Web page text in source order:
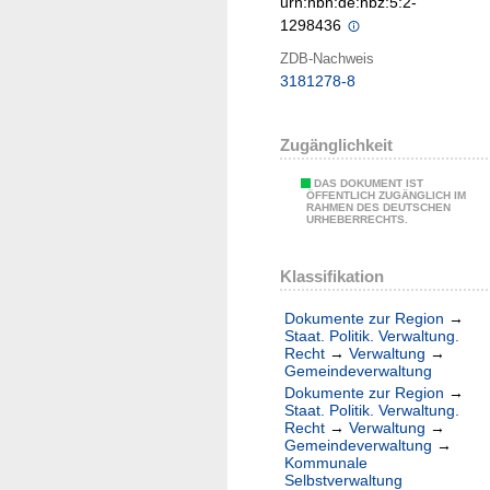
1298436
ZDB-Nachweis
3181278-8
Zugänglichkeit
DAS DOKUMENT IST
ÖFFENTLICH ZUGÄNGLICH IM
RAHMEN DES DEUTSCHEN
URHEBERRECHTS.
Klassifikation
Dokumente zur Region →
Staat. Politik. Verwaltung.
Recht → Verwaltung →
Gemeindeverwaltung
Dokumente zur Region →
Staat. Politik. Verwaltung.
Recht → Verwaltung →
Gemeindeverwaltung →
Kommunale
Selbstverwaltung